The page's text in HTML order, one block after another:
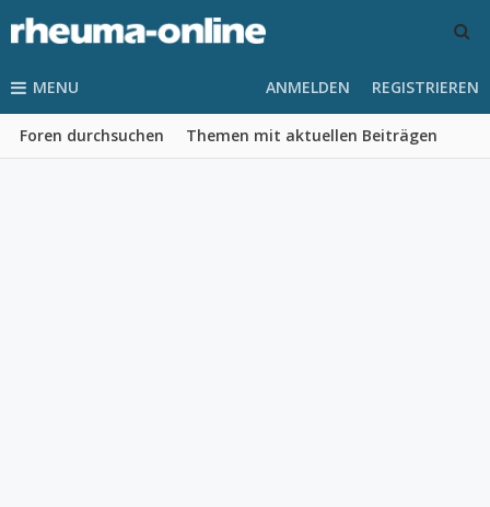
MENU
Foren durchsuchen Themen mit aktuellen Beiträgen
ANMELDEN REGISTRIEREN